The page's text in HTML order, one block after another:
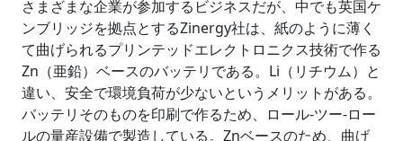
さまざまな企業が参加するビジネスだが、中でも英国ケ
ンブリッジを拠点とするZinergy社は、紙のように薄く
て曲げられるプリンテッドエレクトロニクス技術で作る
Zn（亜鉛）ベースのバッテリである。Li（リチウム）と
違い、安全で環境負荷が少ないというメリットがある。
バッテリそのものを印刷で作るため、ロール-ツー-ロー
ルの量産設備で製造している。Znベースのため、曲げ